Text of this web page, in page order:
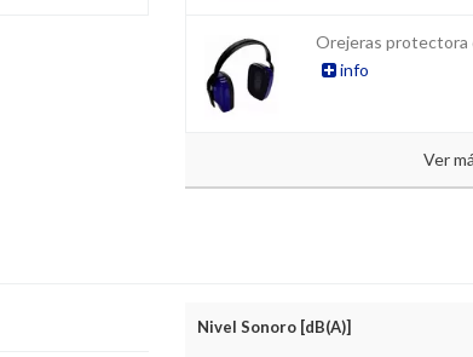
Orejeras protectora
info
Ver
Nivel Sonoro [dB(A)]